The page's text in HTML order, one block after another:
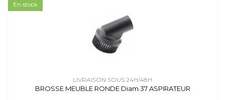
LIVRAISON SOUS 24H/48H
BROSSE MEUBLE RONDE Diam.37 ASPIRATEUR
En stock